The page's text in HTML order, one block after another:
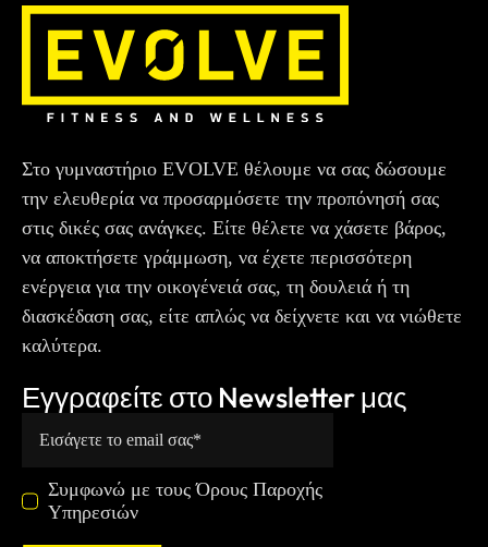
Στο γυμναστήριο EVOLVE θέλουμε να σας δώσουμε
την ελευθερία να προσαρμόσετε την προπόνησή σας
στις δικές σας ανάγκες. Είτε θέλετε να χάσετε βάρος,
να αποκτήσετε γράμμωση, να έχετε περισσότερη
ενέργεια για την οικογένειά σας, τη δουλειά ή τη
διασκέδαση σας, είτε απλώς να δείχνετε και να νιώθετε
καλύτερα.
Εγγραφείτε στο Newsletter μας
Συμφωνώ με τους Όρους Παροχής
Υπηρεσιών